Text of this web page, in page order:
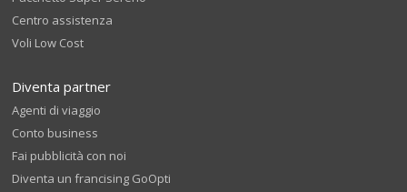
Centro assistenza
Voli Low Cost
Diventa partner
Agenti di viaggio
Conto business
Fai pubblicità con noi
Diventa un francising GoOpti